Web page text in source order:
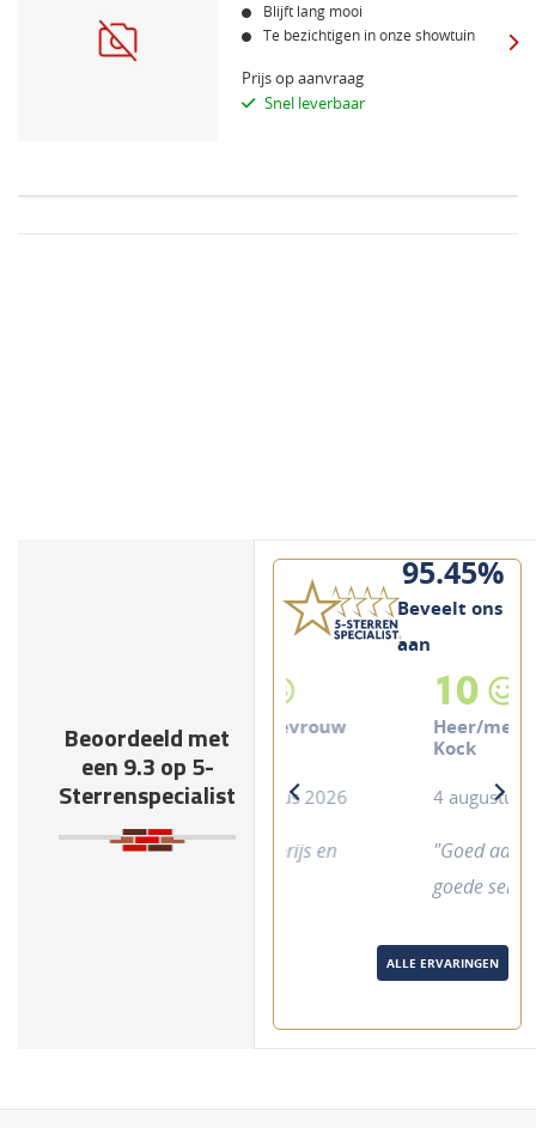
Blijft lang mooi
Te bezichtigen in onze showtuin
Prijs op aanvraag
Snel leverbaar
Beoordeeld met
een 9.3 op 5-
Sterrenspecialist
95.45%
Beveelt ons
aan
Heer/mevrouw
4 augustus 2026
"Goed advies
goede service"
previous next
ALLE ERVARINGEN